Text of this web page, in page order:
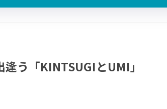
逢う「KINTSUGIとUMI」